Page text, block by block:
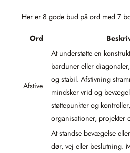
Her er 8 gode bud på ord med 7
Ord
Afstive
At understøtte en
barduner eller
og stabil. Afstivning
mindsker vrid og
støttepunkter og
organisationer, projekter
At standse bevægelse
dør, vej eller beslutning.